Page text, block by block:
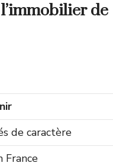
de
de caractère
France